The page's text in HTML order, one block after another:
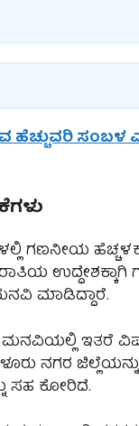
ಹೆಚ್ಚುವರಿ ಸಂಬಳ
ಗಣನೀಯ
ಉದ್ದೇಶಕ್ಕಾಗಿ
ಮಾಡಿದ್ದಾರೆ.
ಮನವಿಯಲ್ಲಿ ಇತರೆ
ನಗರ
ಸಹ ಕೋರಿದೆ.